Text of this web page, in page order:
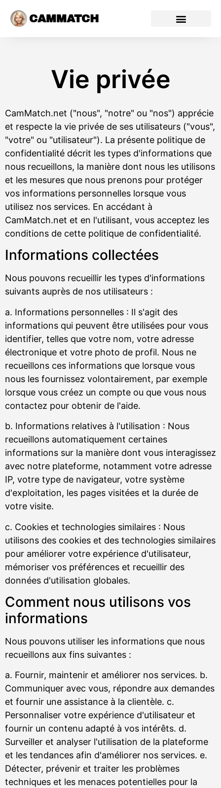
CAMMATCH
Vie privée
CamMatch.net ("nous", "notre" ou "nos") apprécie
et respecte la vie privée de ses utilisateurs ("vous",
"votre" ou "utilisateur"). La présente politique de
confidentialité décrit les types d'informations que
nous recueillons, la manière dont nous les utilisons
et les mesures que nous prenons pour protéger
vos informations personnelles lorsque vous
utilisez nos services. En accédant à
CamMatch.net et en l'utilisant, vous acceptez les
conditions de cette politique de confidentialité.
Informations collectées
Nous pouvons recueillir les types d'informations
suivants auprès de nos utilisateurs :
a. Informations personnelles : Il s'agit des
informations qui peuvent être utilisées pour vous
identifier, telles que votre nom, votre adresse
électronique et votre photo de profil. Nous ne
recueillons ces informations que lorsque vous
nous les fournissez volontairement, par exemple
lorsque vous créez un compte ou que vous nous
contactez pour obtenir de l'aide.
b. Informations relatives à l'utilisation : Nous
recueillons automatiquement certaines
informations sur la manière dont vous interagissez
avec notre plateforme, notamment votre adresse
IP, votre type de navigateur, votre système
d'exploitation, les pages visitées et la durée de
votre visite.
c. Cookies et technologies similaires : Nous
utilisons des cookies et des technologies similaires
pour améliorer votre expérience d'utilisateur,
mémoriser vos préférences et recueillir des
données d'utilisation globales.
Comment nous utilisons vos
informations
Nous pouvons utiliser les informations que nous
recueillons aux fins suivantes :
a. Fournir, maintenir et améliorer nos services. b.
Communiquer avec vous, répondre aux demandes
et fournir une assistance à la clientèle. c.
Personnaliser votre expérience d'utilisateur et
fournir un contenu adapté à vos intérêts. d.
Surveiller et analyser l'utilisation de la plateforme
et les tendances afin d'améliorer nos services. e.
Détecter, prévenir et traiter les problèmes
techniques et les menaces potentielles pour la